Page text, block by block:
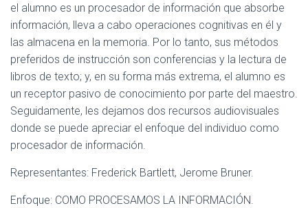
el alumno es un procesador de información que absorbe
información, lleva a cabo operaciones cognitivas en él y
las almacena en la memoria. Por lo tanto, sus métodos
preferidos de instrucción son conferencias y la lectura de
libros de texto; y, en su forma más extrema, el alumno es
un receptor pasivo de conocimiento por parte del maestro.
Seguidamente, les dejamos dos recursos audiovisuales
donde se puede apreciar el enfoque del individuo como
procesador de información.
Representantes: Frederick Bartlett, Jerome Bruner.
Enfoque: COMO PROCESAMOS LA INFORMACIÓN.